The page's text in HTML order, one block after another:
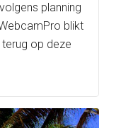
planning
blikt
op deze